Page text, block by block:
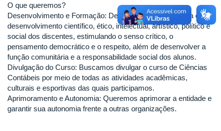
O que queremos?
Desenvolvimento e Formação: Desejamos contribuir para o
desenvolvimento científico, ético, intelectual, artístico, político e
social dos discentes, estimulando o senso crítico, o
pensamento democrático e o respeito, além de desenvolver a
função comunitária e a responsabilidade social dos alunos.
Divulgação do Curso: Buscamos divulgar o curso de Ciências
Contábeis por meio de todas as atividades acadêmicas,
culturais e esportivas das quais participamos.
Aprimoramento e Autonomia: Queremos aprimorar a entidade e
garantir sua autonomia frente a outras organizações.